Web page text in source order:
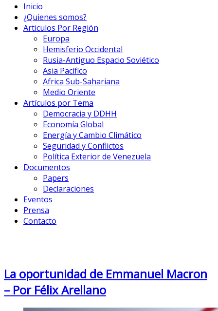
Inicio
¿Quienes somos?
Articulos Por Región
Europa
Hemisferio Occidental
Rusia-Antiguo Espacio Soviético
Asia Pacífico
Africa Sub-Sahariana
Medio Oriente
Artículos por Tema
Democracia y DDHH
Economía Global
Energía y Cambio Climático
Seguridad y Conflictos
Política Exterior de Venezuela
Documentos
Papers
Declaraciones
Eventos
Prensa
Contacto
La oportunidad de Emmanuel Macron
– Por Félix Arellano